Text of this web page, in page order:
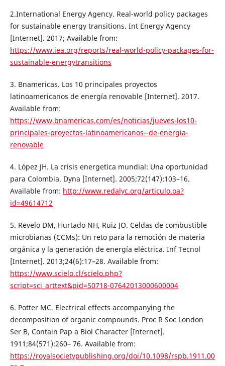
2.International Energy Agency. Real-world policy packages
for sustainable energy transitions. Int Energy Agency
[Internet]. 2017; Available from:
https://www.iea.org/reports/real-world-policy-packages-for-
sustainable-energytransitions
3. Bnamericas. Los 10 principales proyectos
latinoamericanos de energía renovable [Internet]. 2017.
Available from:
https://www.bnamericas.com/es/noticias/jueves-los10-
principales-proyectos-latinoamericanos--de-energia-
renovable
4. López JH. La crisis energetica mundial: Una oportunidad
para Colombia. Dyna [Internet]. 2005;72(147):103–16.
Available from: http://www.redalyc.org/articulo.oa?
id=49614712
5. Revelo DM, Hurtado NH, Ruiz JO. Celdas de combustible
microbianas (CCMs): Un reto para la remoción de materia
orgánica y la generación de energía eléctrica. Inf Tecnol
[Internet]. 2013;24(6):17–28. Available from:
https://www.scielo.cl/scielo.php?
script=sci_arttext&pid=S0718-07642013000600004
6. Potter MC. Electrical effects accompanying the
decomposition of organic compounds. Proc R Soc London
Ser B, Contain Pap a Biol Character [Internet].
1911;84(571):260– 76. Available from:
https://royalsocietypublishing.org/doi/10.1098/rspb.1911.00